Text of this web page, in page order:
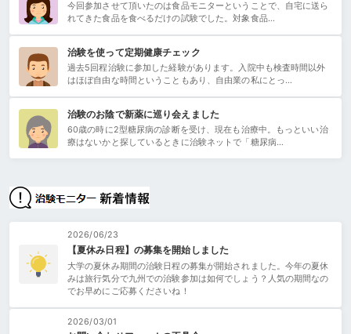
今回参加させて頂いたのは食品モニターということで、自宅に送ら
れてきた食品を食べるだけの試験でした。対象食品…
治験を使って定期健康チェック
過去5回程治験に参加した経験があります。入院中も検査時間以外
はほぼ自由な時間ということもあり、自由業の私にとっ…
治験のお陰で新薬に巡り会えました
60歳の時に2型糖尿病の診断を受け、現在も治療中。もっといい治
療はないかと探しているときに治験ネットで「糖尿病…
2026/06/23
【夏休み日程】の募集を開始しました
大学の夏休み期間の治験日程の募集が開始されました。今年の夏休
みは旅行気分で九州での治験参加は如何でしょう？人気の期間なの
でお早めにご応募くださいね！
2026/03/01